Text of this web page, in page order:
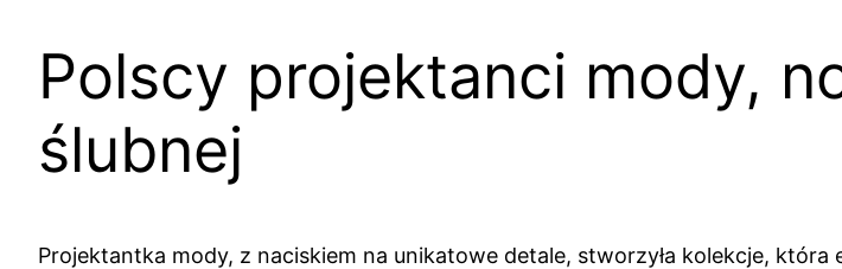
Polscy projektanci mody,
ślubnej
Projektantka mody, z naciskiem na unikatowe detale, stworzyła kolekcje,